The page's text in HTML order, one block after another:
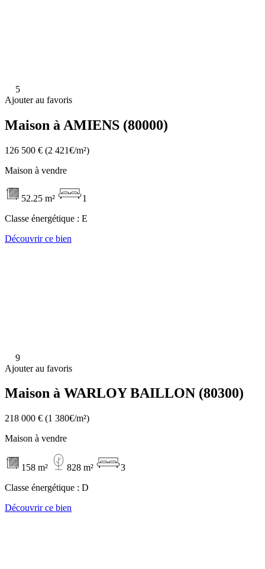
5
Ajouter au favoris
Maison à AMIENS (80000)
126 500 € (2 421€/m²)
Maison à vendre
52.25 m²
1
Classe énergétique : E
Découvrir ce bien
9
Ajouter au favoris
Maison à WARLOY BAILLON (80300)
218 000 € (1 380€/m²)
Maison à vendre
158 m² 828 m²
3
Classe énergétique : D
Découvrir ce bien